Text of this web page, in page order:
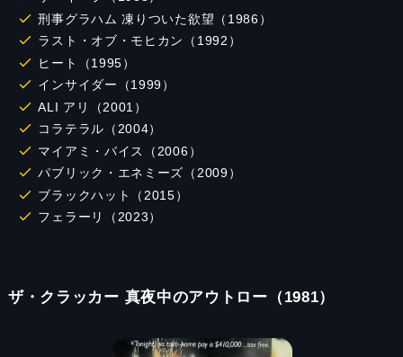
刑事グラハム 凍りついた欲望（1986）
ラスト・オブ・モヒカン（1992）
ヒート（1995）
インサイダー（1999）
ALI アリ（2001）
コラテラル（2004）
マイアミ・バイス（2006）
パブリック・エネミーズ（2009）
ブラックハット（2015）
フェラーリ（2023）
ザ・クラッカー 真夜中のアウトロー（1981）